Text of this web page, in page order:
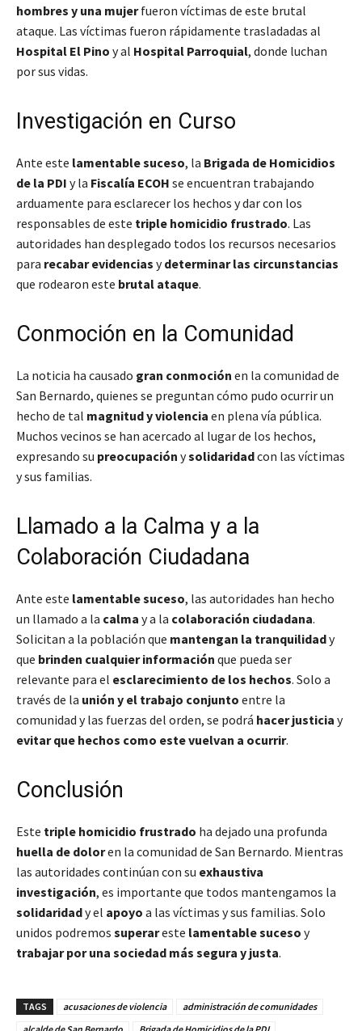
hombres y una mujerfueron víctimas de este brutal
ataque. Las víctimas fueron rápidamente trasladadas al
Hospital El Pino y al Hospital Parroquial, donde luchan
por sus vidas.
Investigación en Curso
Ante este lamentable suceso, la Brigada de Homicidios
de la PDI y la Fiscalía ECOH se encuentran trabajando
arduamente para esclarecer los hechos y dar con los
responsables de este triple homicidio frustrado. Las
autoridades han desplegado todos los recursos necesarios
para recabar evidencias ydeterminar las circunstancias
que rodearon este brutal ataque.
Conmoción en la Comunidad
La noticia ha causado gran conmoción en la comunidad de
San Bernardo, quienes se preguntan cómo pudo ocurrir un
hecho de tal magnitud y violencia en plena vía pública.
Muchos vecinos se han acercado al lugar de los hechos,
expresando su preocupación ysolidaridadcon las víctimas
y sus familias.
Llamado a la Calma y a la
Colaboración Ciudadana
Ante este lamentable suceso, las autoridades han hecho
un llamado a la calma y a la colaboración ciudadana.
Solicitan a la población que mantengan la tranquilidady
que brinden cualquier información que pueda ser
relevante para el esclarecimiento de los hechos. Solo a
través de la unión y el trabajo conjunto entre la
comunidad y las fuerzas del orden, se podrá hacer justicia y
evitar que hechos como este vuelvan a ocurrir.
Conclusión
Este triple homicidio frustrado ha dejado una profunda
huella de doloren la comunidad de San Bernardo. Mientras
las autoridades continúan con su exhaustiva
investigación, es importante que todos mantengamos la
solidaridady el apoyo a las víctimas y sus familias. Solo
unidos podremos superareste lamentable suceso y
trabajar por una sociedad más segura y justa.
TAGS acusaciones de violencia
administración de comunidades